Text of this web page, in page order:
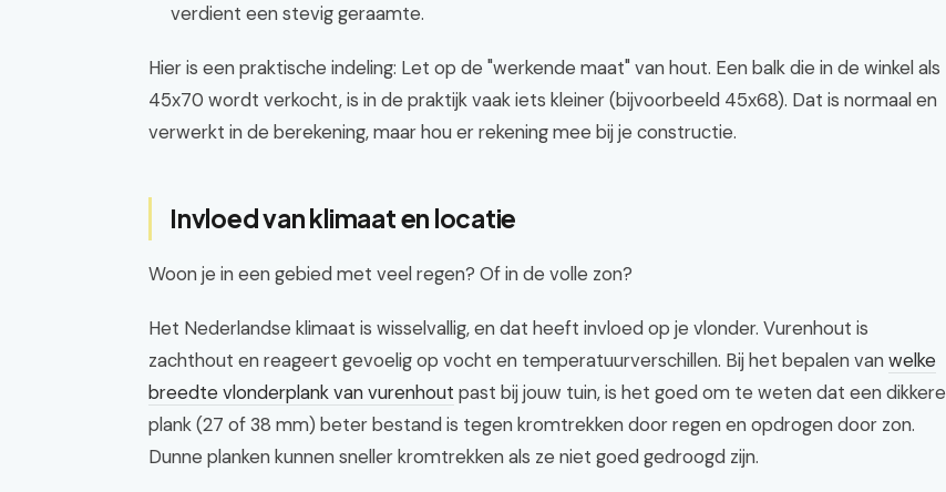
verdient een stevig geraamte.
Hier is een praktische indeling: Let op de "werkende maat" van hout. Een balk die in de winkel als
45x70 wordt verkocht, is in de praktijk vaak iets kleiner (bijvoorbeeld 45x68). Dat is normaal en
verwerkt in de berekening, maar hou er rekening mee bij je constructie.
Invloed van klimaat en locatie
Woon je in een gebied met veel regen? Of in de volle zon?
Het Nederlandse klimaat is wisselvallig, en dat heeft invloed op je vlonder. Vurenhout is
zachthout en reageert gevoelig op vocht en temperatuurverschillen. Bij het bepalen vanwelke
breedte vlonderplank van vurenhout past bij jouw tuin, is het goed om te weten dat een dikkere
plank (27 of 38 mm) beter bestand is tegen kromtrekken door regen en opdrogen door zon.
Dunne planken kunnen sneller kromtrekken als ze niet goed gedroogd zijn.